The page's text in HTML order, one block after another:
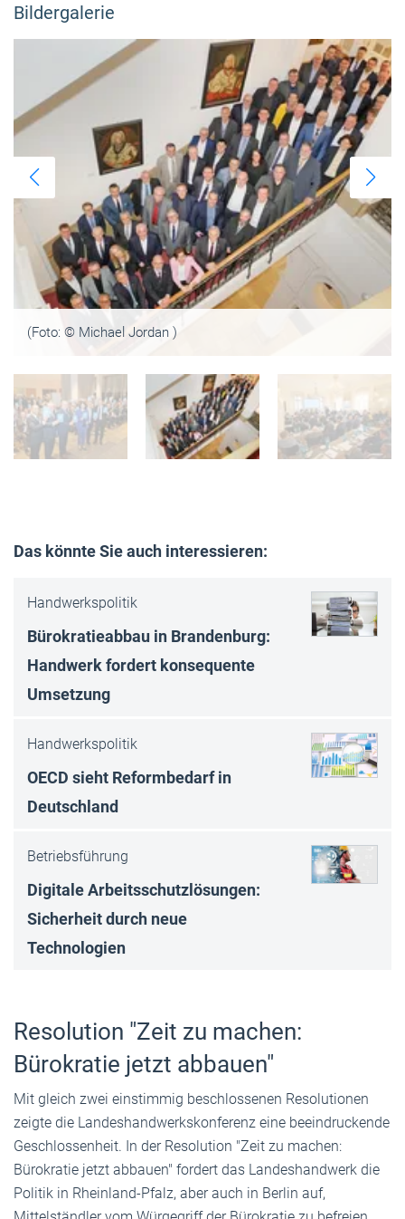
Bildergalerie
(Foto: © Michael Jordan )
Das könnte Sie auch interessieren:
Handwerkspolitik
Bürokratieabbau in Brandenburg:
Handwerk fordert konsequente
Umsetzung
Handwerkspolitik
OECD sieht Reformbedarf in
Deutschland
Betriebsführung
Digitale Arbeitsschutzlösungen:
Sicherheit durch neue
Technologien
Resolution "Zeit zu machen:
Bürokratie jetzt abbauen"
Mit gleich zwei einstimmig beschlossenen Resolutionen
zeigte die Landeshandwerkskonferenz eine beeindruckende
Geschlossenheit. In der Resolution "Zeit zu machen:
Bürokratie jetzt abbauen" fordert das Landeshandwerk die
Politik in Rheinland-Pfalz, aber auch in Berlin auf,